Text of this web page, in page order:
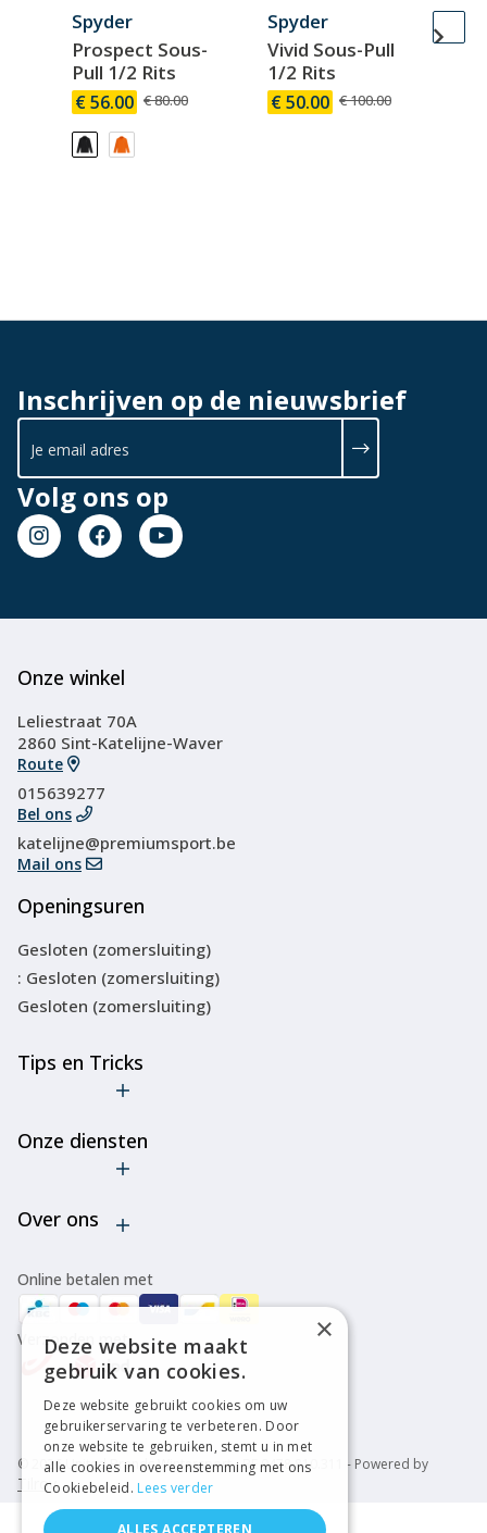
Spyder
Prospect Sous-
Pull 1/2 Rits
€ 56.00 € 80.00
Spyder
Vivid Sous-Pull
1/2 Rits
€ 50.00 € 100.00
W
Inschrijven op de nieuwsbrief
Volg ons op
Onze winkel
Leliestraat 70A
2860 Sint-Katelijne-Waver
Route
015639277
Bel ons
katelijne@premiumsport.be
Mail ons
Openingsuren
Gesloten (zomersluiting)
: Gesloten (zomersluiting)
Gesloten (zomersluiting)
Tips en Tricks
goedkope
Verleng de
van je ski's
of
snowboard
Cancel
bestelling
Alle tips &
tricks
Onze diensten
Onderhoud
Over ons
Over ons
Disclaimer
Privacy policy
© 2026 United Brands Wintersport - BE 0478.810.311 - Powered by
Tilroy
Online betalen met
Verzonden met ×
Deze website maakt
gebruik van cookies.
Deze website gebruikt cookies om uw
gebruikerservaring te verbeteren. Door
onze website te gebruiken, stemt u in met
alle cookies in overeenstemming met ons
Cookiebeleid. Lees verder
ALLES ACCEPTEREN